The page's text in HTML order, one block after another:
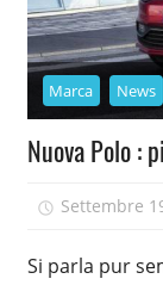
Marca News
Nuova Polo :
Settembre
Si parla pur